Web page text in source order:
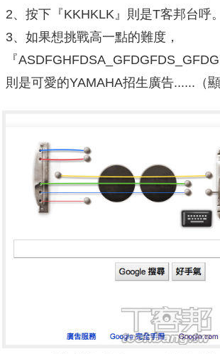
2、按下『KKHKLK』則是T客邦台呼。
3、如果想挑戰高一點的難度，
『
則是可愛的YAMAHA招生廣告......（